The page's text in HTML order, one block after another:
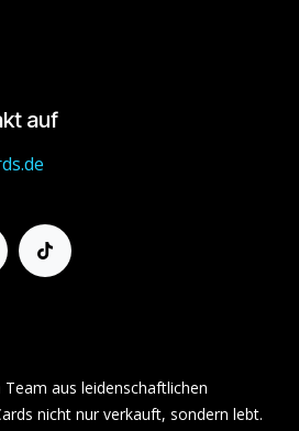
auf
aus leidenschaftlichen
nicht nur verkauft, sondern lebt.